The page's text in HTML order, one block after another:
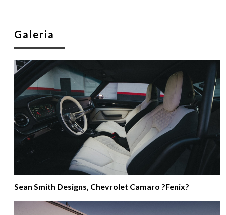
Galeria
Sean Smith Designs, Chevrolet Camaro ?Fenix?